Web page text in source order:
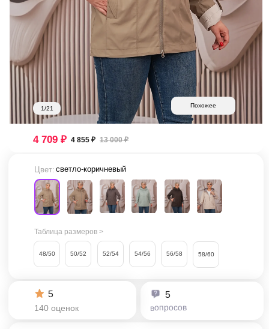
Таблица размеров >
48/50 50/52 52/54 54/56 56/58 58/60
Цвет: светло-коричневый
1/21 Похожее
140 оценок
5
вопросов
5
4 855 ₽
4 709 ₽ 13 000 ₽